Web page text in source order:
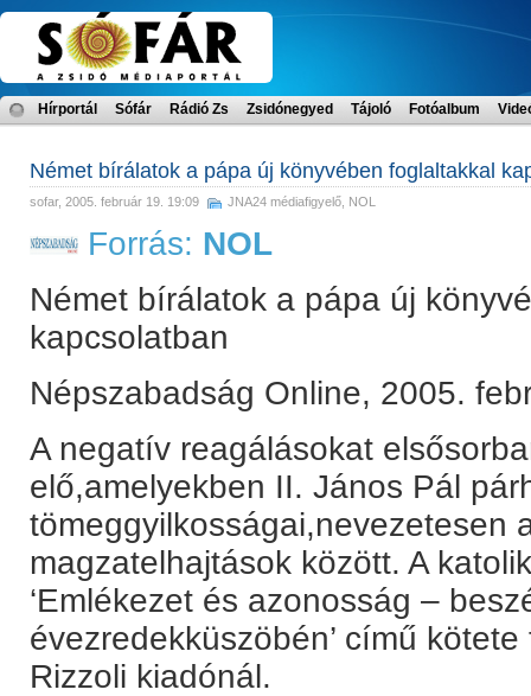
Hírportál Sófár Rádió Zs Zsidónegyed Tájoló Fotóalbum
Német bírálatok a pápa új könyvében foglaltakkal
sofar, 2005. február 19. 19:09 JNA24 médiafigyelő NOL
Forrás: NOL
Német bírálatok a pápa új
kapcsolatban
Népszabadság Online, 2005.
A negatív reagálásokat
elő,amelyekben II. János Pál
tömeggyilkosságai,nevezetesen
magzatelhajtások között. A
‘Emlékezet és azonosság –
évezredekküszöbén’ című
Rizzoli kiadónál.